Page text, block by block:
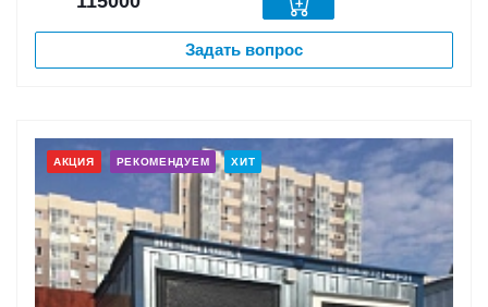
Задать вопрос
АКЦИЯ РЕКОМЕНДУЕМ ХИТ